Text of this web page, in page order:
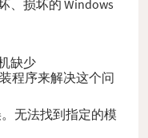
、损坏的 Windows
缺少
程序来解决这个问
无法找到指定的模